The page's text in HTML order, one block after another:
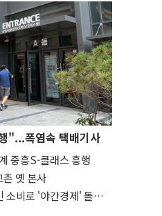
남권 반도체 투자
남기로 한 이유
"...폭염속 택배기사
중흥S-클래스 흥행
옛 본사
소비로 '야간경제' 돌파